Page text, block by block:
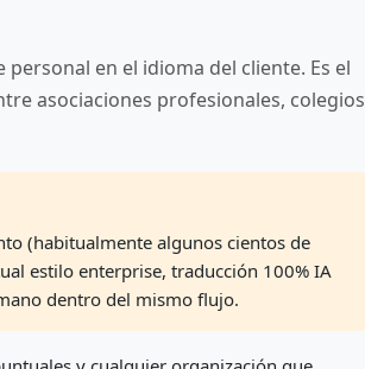
en el idioma del cliente. Es el
asociaciones profesionales, colegios
(habitualmente algunos cientos de
estilo enterprise, traducción 100% IA
dentro del mismo flujo.